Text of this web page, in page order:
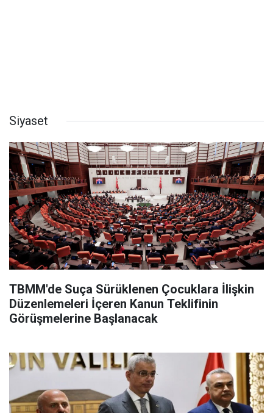
Siyaset
TBMM'de Suça Sürüklenen Çocuklara İlişkin
Düzenlemeleri İçeren Kanun Teklifinin
Görüşmelerine Başlanacak